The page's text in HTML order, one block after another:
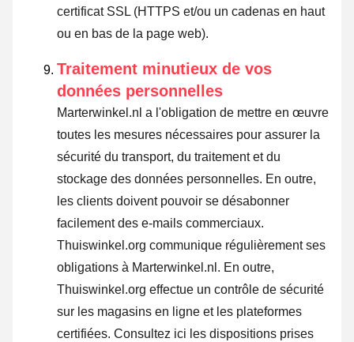
certificat SSL (HTTPS et/ou un cadenas en haut
ou en bas de la page web).
Traitement minutieux de vos
données personnelles
Marterwinkel.nl a l'obligation de mettre en œuvre
toutes les mesures nécessaires pour assurer la
sécurité du transport, du traitement et du
stockage des données personnelles. En outre,
les clients doivent pouvoir se désabonner
facilement des e-mails commerciaux.
Thuiswinkel.org communique régulièrement ses
obligations à Marterwinkel.nl. En outre,
Thuiswinkel.org effectue un contrôle de sécurité
sur les magasins en ligne et les plateformes
certifiées. Consultez ici les dispositions prises